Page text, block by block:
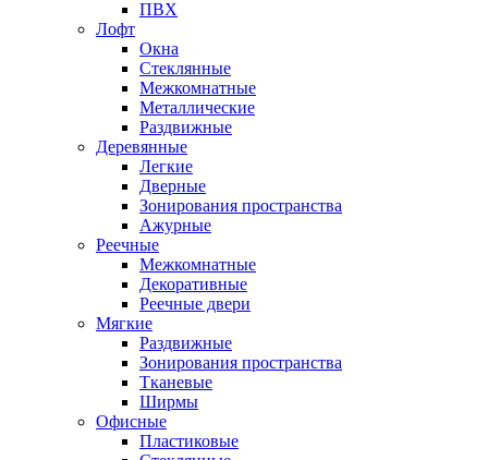
ПВХ
Лофт
Окна
Стеклянные
Межкомнатные
Металлические
Раздвижные
Деревянные
Легкие
Дверные
Зонирования пространства
Ажурные
Реечные
Межкомнатные
Декоративные
Реечные двери
Мягкие
Раздвижные
Зонирования пространства
Тканевые
Ширмы
Офисные
Пластиковые